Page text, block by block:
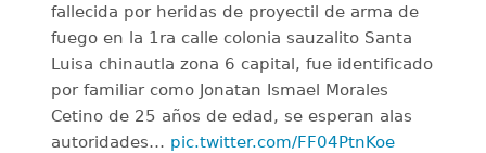
fallecida por heridas de proyectil de arma de
fuego en la 1ra calle colonia sauzalito Santa
Luisa chinautla zona 6 capital, fue identificado
por familiar como Jonatan Ismael Morales
Cetino de 25 años de edad, se esperan alas
autoridades… pic.twitter.com/FF04PtnKoe